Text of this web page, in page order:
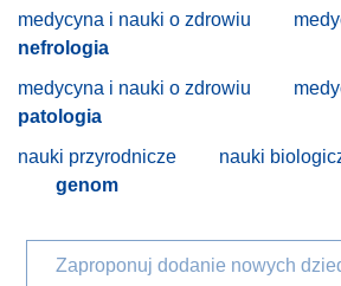
medycyna i nauki o zdrowiu
nefrologia
medycyna i nauki o zdrowiu
patologia
nauki przyrodnicze
nauki
genom
Zaproponuj dodanie nowych